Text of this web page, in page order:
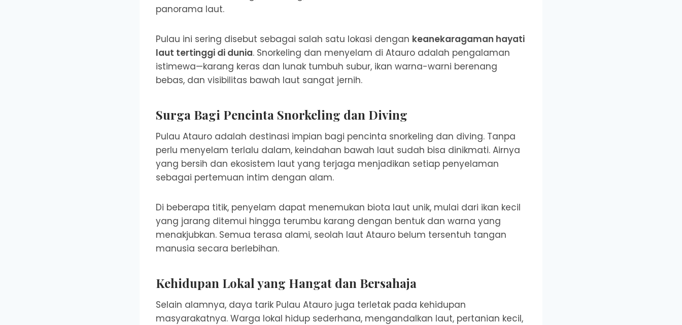
panorama laut.
Pulau ini sering disebut sebagai salah satu lokasi dengan keanekaragaman hayati
laut tertinggi di dunia. Snorkeling dan menyelam di Atauro adalah pengalaman
istimewa—karang keras dan lunak tumbuh subur, ikan warna-warni berenang
bebas, dan visibilitas bawah laut sangat jernih.
Surga Bagi Pencinta Snorkeling dan Diving
Pulau Atauro adalah destinasi impian bagi pencinta snorkeling dan diving. Tanpa
perlu menyelam terlalu dalam, keindahan bawah laut sudah bisa dinikmati. Airnya
yang bersih dan ekosistem laut yang terjaga menjadikan setiap penyelaman
sebagai pertemuan intim dengan alam.
Di beberapa titik, penyelam dapat menemukan biota laut unik, mulai dari ikan kecil
yang jarang ditemui hingga terumbu karang dengan bentuk dan warna yang
menakjubkan. Semua terasa alami, seolah laut Atauro belum tersentuh tangan
manusia secara berlebihan.
Kehidupan Lokal yang Hangat dan Bersahaja
Selain alamnya, daya tarik Pulau Atauro juga terletak pada kehidupan
masyarakatnya. Warga lokal hidup sederhana, mengandalkan laut, pertanian kecil,